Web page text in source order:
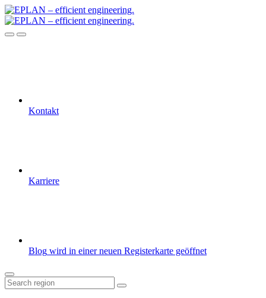
Kontakt
Karriere
Blog wird in einer neuen Registerkarte geöffnet